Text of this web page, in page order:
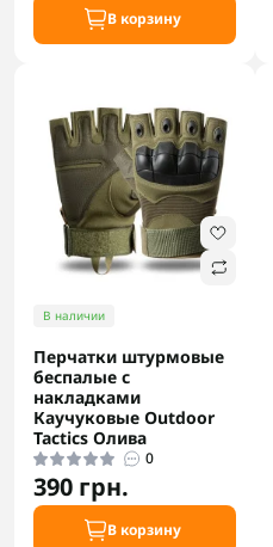
В корзину
В наличии
Перчатки штурмовые
беспалые с
накладками
Каучуковые Outdoor
Tactics Олива
0
390 грн.
В корзину